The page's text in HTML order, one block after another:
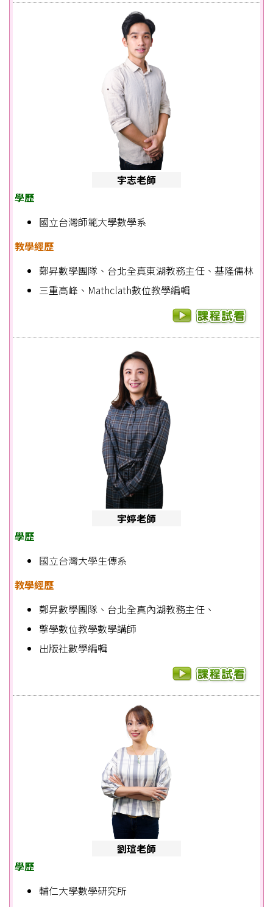
宇志老師
學歷
國立台灣師範大學數學系
教學經歷
鄭昇數學團隊、台北全真東湖教務主任、基隆儒林
三重高峰、Mathclath數位教學編輯
宇婷老師
學歷
國立台灣大學生傳系
教學經歷
鄭昇數學團隊、台北全真內湖教務主任、
擎學數位教學數學講師
出版社數學編輯
劉瑄老師
學歷
輔仁大學數學研究所